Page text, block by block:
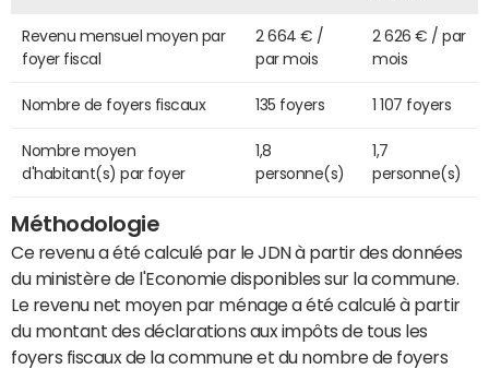
Revenu mensuel moyen par
foyer fiscal
2 664 € /
par mois
2 626 € / par
mois
Nombre de foyers fiscaux 135 foyers 1 107 foyers
Nombre moyen
d'habitant(s) par foyer
1,8
personne(s)
1,7
personne(s)
Méthodologie
Ce revenu a été calculé par le JDN à partir des données
du ministère de l'Economie disponibles sur la commune.
Le revenu net moyen par ménage a été calculé à partir
du montant des déclarations aux impôts de tous les
foyers fiscaux de la commune et du nombre de foyers